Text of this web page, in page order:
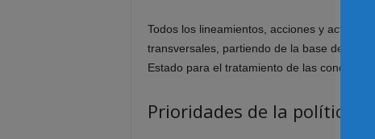
Todos los lineamientos, acciones y
transversales, partiendo de la base de que
Estado para el tratamiento de las
Prioridades de la política